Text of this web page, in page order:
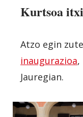
Kurtsoa
Atzo egin
inaugurazioa,
Jauregian.